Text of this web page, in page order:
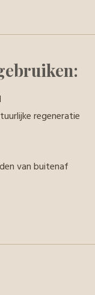
regeneratie
van buitenaf